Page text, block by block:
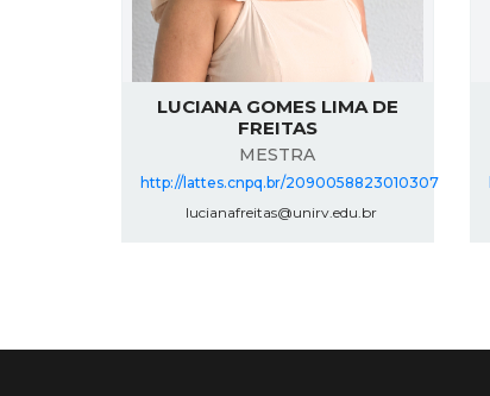
LUCIANA GOMES LIMA DE
FREITAS
MESTRA
http://lattes.cnpq.br/2090058823010307
lucianafreitas@unirv.edu.br